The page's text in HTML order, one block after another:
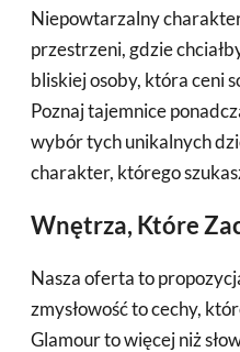
Niepowtarzalny
przestrzeni, gdzie
bliskiej osoby, która ceni
Poznaj tajemnice
wybór tych unikalnych
charakter, którego
Wnętrza, Które
Nasza oferta to
zmysłowość to cechy,
Glamour to więcej niż